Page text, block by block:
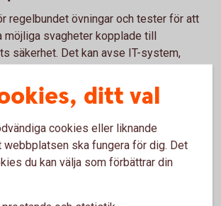
regelbundet övningar och tester för att
möjliga svagheter kopplade till
säkerhet. Det kan avse IT-system,
till medarbetare
medarbetarna
medarbetare regelbundet i era
Både för att alla ska veta hur de
i vissa situationer, och risker de bör vara
ditt val
cookies eller liknande
ska fungera för dig. Det
du kan välja som förbättrar din